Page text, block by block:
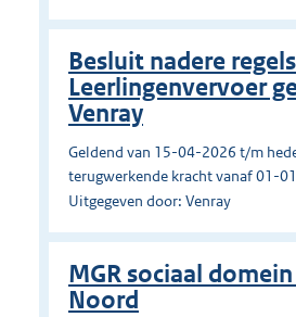
Besluit nadere regels
Leerlingenvervoer
Venray
Geldend van 15-04-2026 t/m
terugwerkende kracht vanaf 01-
Uitgegeven door: Venray
MGR sociaal
Noord